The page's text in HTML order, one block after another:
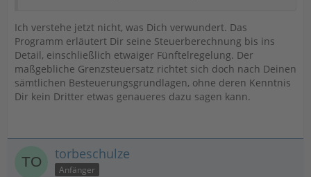
Ich verstehe jetzt nicht, was Dich verwundert. Das
Programm erläutert Dir seine Steuerberechnung bis ins
Detail, einschließlich etwaiger Fünftelregelung. Der
maßgebliche Grenzsteuersatz richtet sich doch nach Deinen
sämtlichen Besteuerungsgrundlagen, ohne deren Kenntnis
Dir kein Dritter etwas genaueres dazu sagen kann.
torbeschulze
Anfänger